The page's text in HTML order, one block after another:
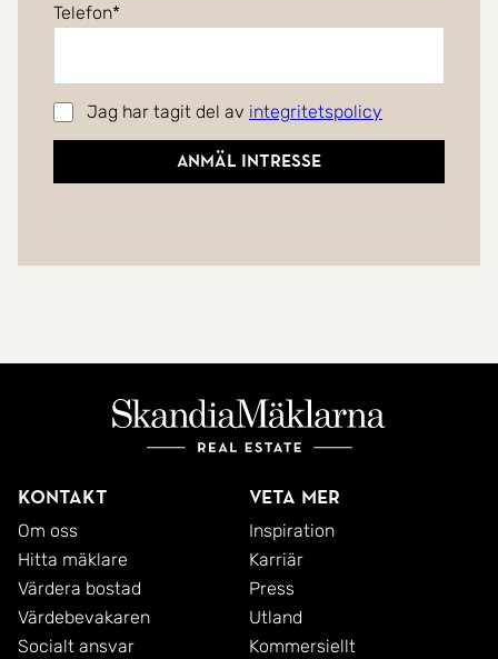
Telefon
Jag har tagit del av integritetspolicy
Anmäl intresse
Kontakt
Om oss
Hitta mäklare
Värdera bostad
Värdebevakaren
Socialt ansvar
Veta mer
Inspiration
Karriär
Press
Utland
Kommersiellt